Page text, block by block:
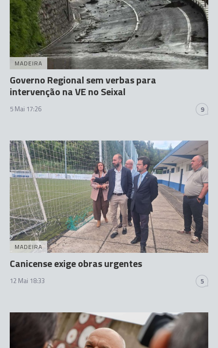
MADEIRA
Governo Regional sem verbas para
intervenção na VE no Seixal
5 Mai 17:26 9
MADEIRA
Canicense exige obras urgentes
12 Mai 18:33 5